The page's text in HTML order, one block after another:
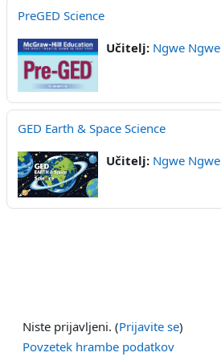
PreGED Science
Učitelj: Ngwe Ngwe
GED Earth & Space Science
Učitelj: Ngwe Ngwe
Niste prijavljeni. (Prijavite se)
Povzetek hrambe podatkov